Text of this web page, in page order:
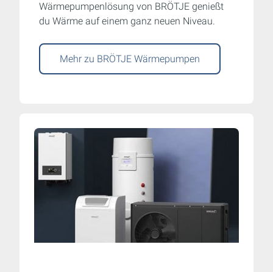
Wärmepumpenlösung von BRÖTJE genießt
du Wärme auf einem ganz neuen Niveau.
Mehr zu BRÖTJE Wärmepumpen